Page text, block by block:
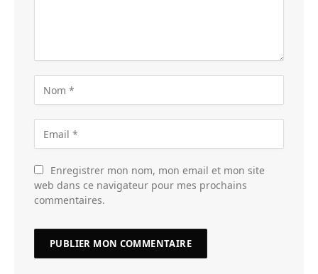
Enregistrer mon nom, mon email et mon site
web dans ce navigateur pour mes prochains
commentaires.